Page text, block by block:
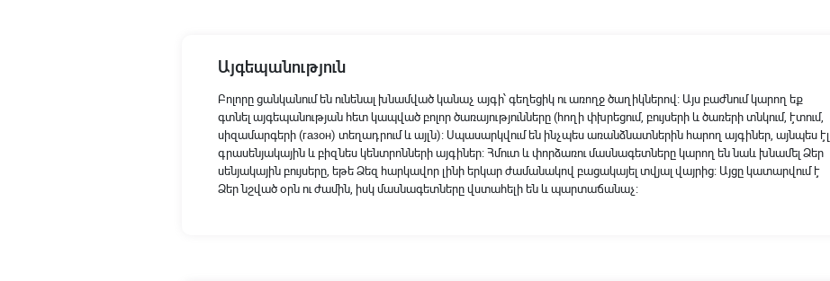
Այգեպանություն
Բոլորը ցանկանում են ունենալ խնամված կանաչ այգի՝ գեղեցիկ ու առողջ ծաղիկներով։ Այս բաժնում կարող եք
գտնել այգեպանության հետ կապված բոլոր ծառայությունները (հողի փխրեցում, բույսերի և ծառերի տնկում, էտում,
սիզամարգերի (газон) տեղադրում և այլն)։ Սպասարկվում են ինչպես առանձնատներին հարող այգիներ, այնպես էլ
գրասենյակային և բիզնես կենտրոնների այգիներ։ Հմուտ և փորձառու մասնագետները կարող են նաև խնամել Ձեր
սենյակային բույսերը, եթե Ձեզ հարկավոր լինի երկար ժամանակով բացակայել տվյալ վայրից։ Այցը կատարվում է
Ձեր նշված օրն ու ժամին, իսկ մասնագետները վստահելի են և պարտաճանաչ։